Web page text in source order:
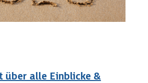
über alle Einblicke &